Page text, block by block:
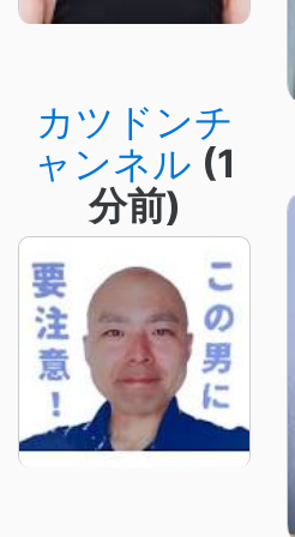
カツドンチ
ャンネル (1
分前)